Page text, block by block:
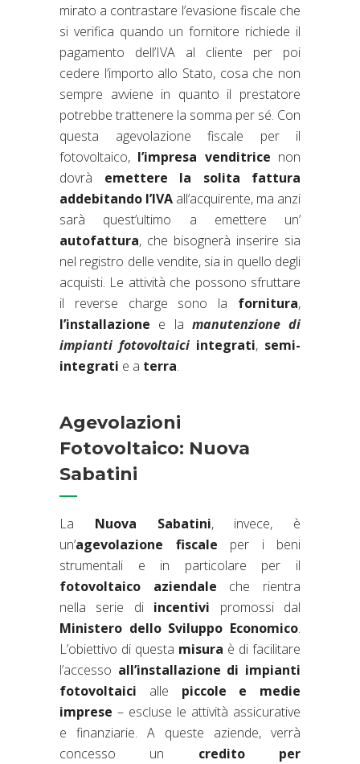
mirato a contrastare l’evasione fiscale che
si verifica quando un fornitore richiede il
pagamento dell’IVA al cliente per poi
cedere l’importo allo Stato, cosa che non
sempre avviene in quanto il prestatore
potrebbe trattenere la somma per sé. Con
questa agevolazione fiscale per il
fotovoltaico, l’impresa venditrice non
dovrà emettere la solita fattura
addebitando l’IVA all’acquirente, ma anzi
sarà quest’ultimo a emettere un’
autofattura, che bisognerà inserire sia
nel registro delle vendite, sia in quello degli
acquisti. Le attività che possono sfruttare
il reverse charge sono la fornitura,
l’installazione e la manutenzione di
impianti fotovoltaici integrati, semi-
integrati e a terra.
Agevolazioni
Fotovoltaico: Nuova
Sabatini
La Nuova Sabatini, invece, è
un’agevolazione fiscale per i beni
strumentali e in particolare per il
fotovoltaico aziendale che rientra
nella serie di incentivi promossi dal
Ministero dello Sviluppo Economico.
L’obiettivo di questa misura è di facilitare
l’accesso all’installazione di impianti
fotovoltaici alle piccole e medie
imprese – escluse le attività assicurative
e finanziarie. A queste aziende, verrà
concesso un credito per